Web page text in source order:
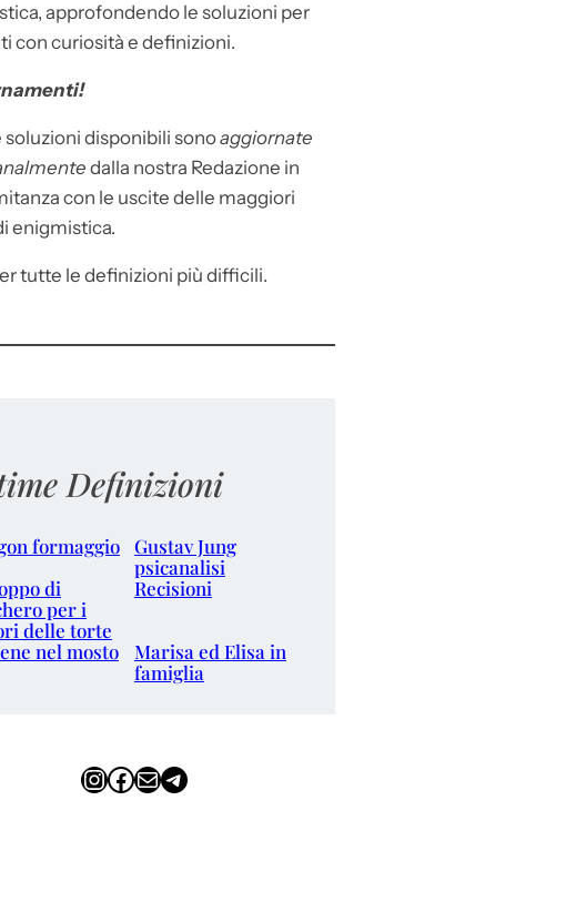
approfondendo le soluzioni per
con curiosità e definizioni.
soluzioni disponibili sonoaggiornate
dalla nostra Redazione in
con le uscite delle maggiori
enigmistica.
tutte le definizioni più difficili.
Definizioni
formaggio Gustav Jung
psicanalisi
di
per i
delle torte
Recisioni
nel mosto
Marisa ed Elisa in
famiglia
InstagramFacebook Email Telegram